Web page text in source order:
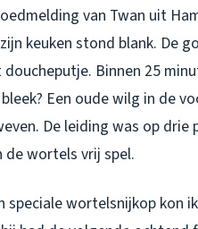
van Twan uit
keuken stond blank. De
Binnen 25
Een oude wilg in de
De leiding was op
de wortels vrij spel.
wortelsnijkop kon